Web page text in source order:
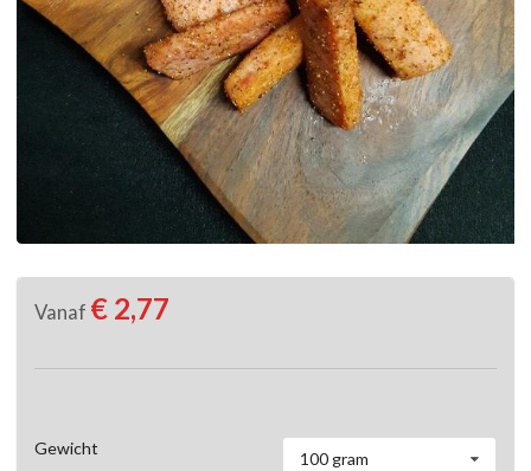
Vanaf € 2,77
Gewicht
100 gram